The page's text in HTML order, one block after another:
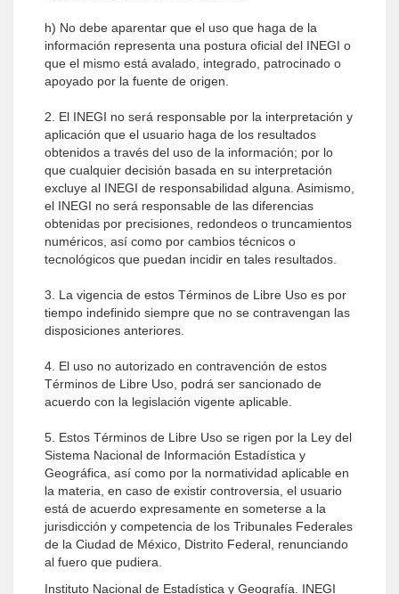
h) No debe aparentar que el uso que haga de la
información representa una postura oficial del INEGI o
que el mismo está avalado, integrado, patrocinado o
apoyado por la fuente de origen.
2. El INEGI no será responsable por la interpretación y
aplicación que el usuario haga de los resultados
obtenidos a través del uso de la información; por lo
que cualquier decisión basada en su interpretación
excluye al INEGI de responsabilidad alguna. Asimismo,
el INEGI no será responsable de las diferencias
obtenidas por precisiones, redondeos o truncamientos
numéricos, así como por cambios técnicos o
tecnológicos que puedan incidir en tales resultados.
3. La vigencia de estos Términos de Libre Uso es por
tiempo indefinido siempre que no se contravengan las
disposiciones anteriores.
4. El uso no autorizado en contravención de estos
Términos de Libre Uso, podrá ser sancionado de
acuerdo con la legislación vigente aplicable.
5. Estos Términos de Libre Uso se rigen por la Ley del
Sistema Nacional de Información Estadística y
Geográfica, así como por la normatividad aplicable en
la materia, en caso de existir controversia, el usuario
está de acuerdo expresamente en someterse a la
jurisdicción y competencia de los Tribunales Federales
de la Ciudad de México, Distrito Federal, renunciando
al fuero que pudiera.
Instituto Nacional de Estadística y Geografía. INEGI